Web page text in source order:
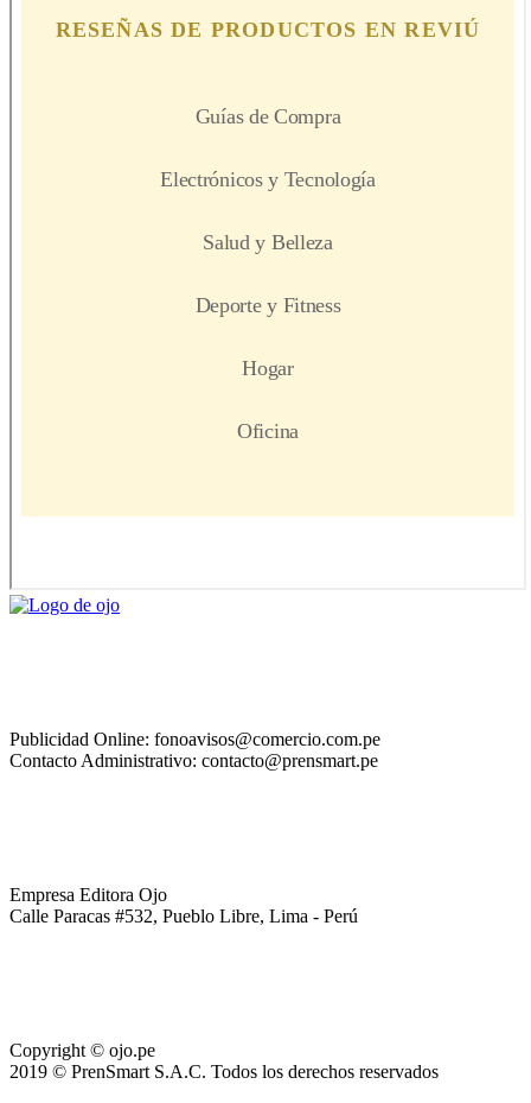
Publicidad Online: fonoavisos@comercio.com.pe
Contacto Administrativo: contacto@prensmart.pe
Empresa Editora Ojo
Calle Paracas #532, Pueblo Libre, Lima - Perú
Copyright © ojo.pe
2019 © PrenSmart S.A.C. Todos los derechos reservados